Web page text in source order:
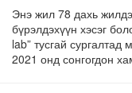
Энэ жил 78 дахь
бүрэлдэхүүн хэсэг
lab” тусгай
2021 онд сонгогдон